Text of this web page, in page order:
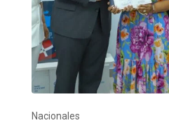
Nacionales